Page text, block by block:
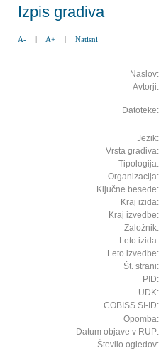
Izpis gradiva
A- | A+ | Natisni
Naslov:
Avtorji:
Datoteke:
Jezik:
Vrsta gradiva:
Tipologija:
Organizacija:
Ključne besede:
Kraj izida:
Kraj izvedbe:
Založnik:
Leto izida:
Leto izvedbe:
Št. strani:
PID:
UDK:
COBISS.SI-ID:
Opomba:
Datum objave v RUP:
Število ogledov: